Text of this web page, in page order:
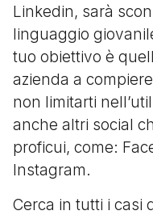
Linkedin, sarà
linguaggio
tuo obiettivo è
azienda a
non limitarti
anche altri social
proficui, come:
Instagram.
Cerca in tutti i casi